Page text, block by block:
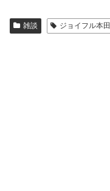
雑談 ジョイフル本田